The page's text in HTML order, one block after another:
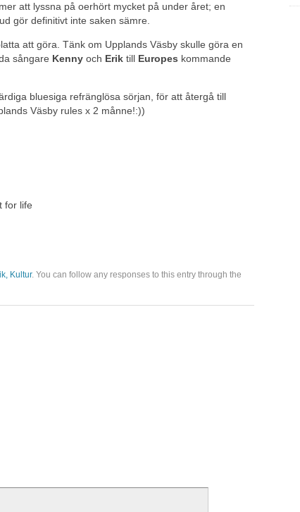
att lyssna på oerhört mycket på under året; en
gör definitivt inte saken sämre.
att göra. Tänk om Upplands Väsby skulle göra en
sångare Kenny och Erik till Europes kommande
bluesiga refränglösa sörjan, för att återgå till
Väsby rules x 2 månne!:))
for life
Kultur. You can follow any responses to this entry through the